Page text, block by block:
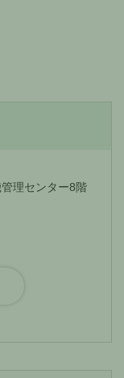
理センター8階